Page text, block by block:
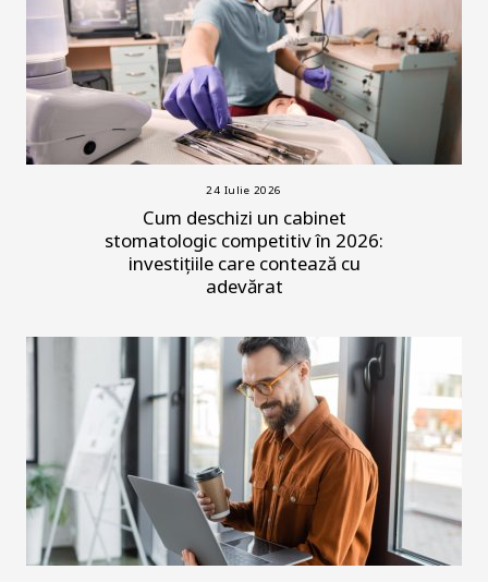
24 Iulie 2026
Cum deschizi un cabinet
stomatologic competitiv în 2026:
investițiile care contează cu
adevărat